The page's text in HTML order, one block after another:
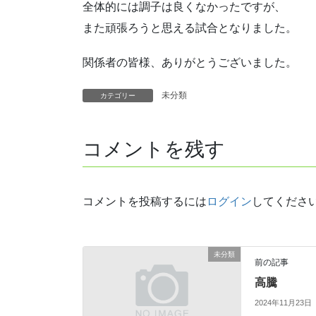
全体的には調子は良くなかったですが、
また頑張ろうと思える試合となりました。
関係者の皆様、ありがとうございました。
カテゴリー 未分類
コメントを残す
コメントを投稿するには ログイン してくださ
未分類
前の記事
高騰
2024年11月23日